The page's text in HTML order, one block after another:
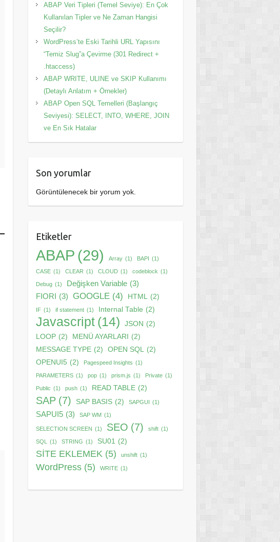
ABAP Veri Tipleri (Temel Seviye): En Çok
Kullanılan Tipler ve Ne Zaman Hangisi
Seçilir?
WordPress’te Eski Tarihli URL Yapısını
“Temiz Slug”a Çevirme (301 Redirect +
.htaccess)
ABAP WRITE, ULINE ve SKIP Kullanımı
(Detaylı Anlatım + Örnekler)
ABAP Open SQL Temelleri (Başlangıç
Seviyesi): SELECT, INTO, WHERE, JOIN
ve En Sık Hatalar
Son yorumlar
Görüntülenecek bir yorum yok.
Etiketler
ABAP (29) Array (1) BAPI (1)
CASE (1) CLEAR (1) CLOUD (1) codeblock (1)
Debug (1) Değişken Variable (3)
FIORI (3) GOOGLE (4) HTML (2)
IF (1) if statement (1) Internal Table (2)
Javascript (14) JSON (2)
LOOP (2) MENÜ AYARLARI (2)
MESSAGE TYPE (2) OPEN SQL
(2)
OPENUI5 (2) Pagespeed Insights (1)
PARAMETERS (1) pop (1) prism.js (1) Private (1)
Public (1) push (1) READ TABLE (2)
SAP (7) SAP BASIS (2) SAPGUI (1)
SAPUI5 (3) SAP WM (1)
SELECTION SCREEN (1) SEO (7) shift (1)
SQL (1) STRING (1) SU01 (2)
SİTE EKLEMEK (5) unshift (1)
WordPress (5) WRITE (1)